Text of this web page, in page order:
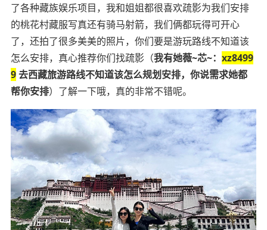
了各种藏族娱乐项目，我和姐姐都很喜欢疏影为我们安排
的桃花村藏服写真还有骑马射箭，我们俩都玩得可开心
了，还拍了很多美美的照片，你们要是游玩路线不知道该
怎么安排，真心推荐你们找疏影（我有她薇~芯~： xz8499
9去西藏旅游路线不知道该怎么规划安排，你说需求她都
帮你安排）了解一下哦，真的非常不错呢。